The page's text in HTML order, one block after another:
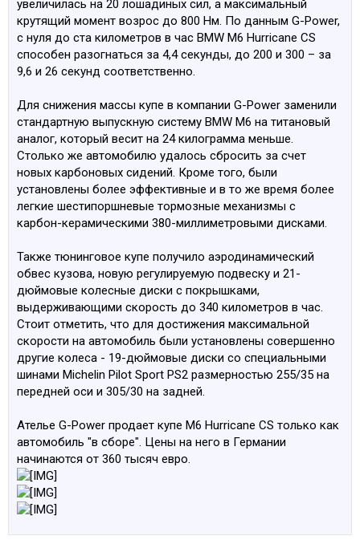
увеличилась на 20 лошадиных сил, а максимальный
крутящий момент возрос до 800 Нм. По данным G-Power,
с нуля до ста километров в час BMW M6 Hurricane CS
способен разогнаться за 4,4 секунды, до 200 и 300 – за
9,6 и 26 секунд соответственно.
Для снижения массы купе в компании G-Power заменили
стандартную выпускную систему BMW M6 на титановый
аналог, который весит на 24 килограмма меньше.
Столько же автомобилю удалось сбросить за счет
новых карбоновых сидений. Кроме того, были
установлены более эффективные и в то же время более
легкие шестипоршневые тормозные механизмы с
карбон-керамическими 380-миллиметровыми дисками.
Также тюнинговое купе получило аэродинамический
обвес кузова, новую регулируемую подвеску и 21-
дюймовые колесные диски с покрышками,
выдерживающими скорость до 340 километров в час.
Стоит отметить, что для достижения максимальной
скорости на автомобиль были установлены совершенно
другие колеса - 19-дюймовые диски со специальными
шинами Michelin Pilot Sport PS2 размерностью 255/35 на
передней оси и 305/30 на задней.
Ателье G-Power продает купе M6 Hurricane CS только как
автомобиль "в сборе". Цены на него в Германии
начинаются от 360 тысяч евро.